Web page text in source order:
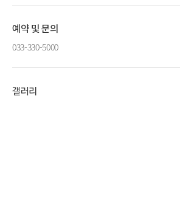
예약 및 문의
033-330-5000
갤러리